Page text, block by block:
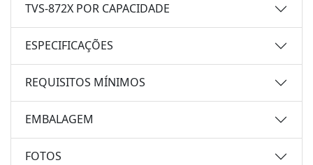
TVS-872X POR CAPACIDADE
ESPECIFICAÇÕES
REQUISITOS MÍNIMOS
EMBALAGEM
FOTOS